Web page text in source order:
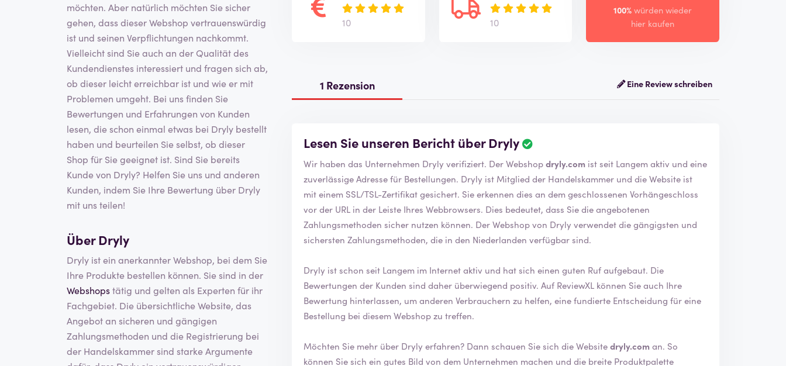
möchten. Aber natürlich möchten Sie sicher
gehen, dass dieser Webshop vertrauenswürdig
ist und seinen Verpflichtungen nachkommt.
Vielleicht sind Sie auch an der Qualität des
Kundendienstes interessiert und fragen sich ab,
ob dieser leicht erreichbar ist und wie er mit
Problemen umgeht. Bei uns finden Sie
Bewertungen und Erfahrungen von Kunden
lesen, die schon einmal etwas bei Dryly bestellt
haben und beurteilen Sie selbst, ob dieser
Shop für Sie geeignet ist. Sind Sie bereits
Kunde von Dryly? Helfen Sie uns und anderen
Kunden, indem Sie Ihre Bewertung über Dryly
mit uns teilen!
Über Dryly
Dryly ist ein anerkannter Webshop, bei dem Sie
Ihre Produkte bestellen können. Sie sind in der
Webshopstätig und gelten als Experten für ihr
Fachgebiet. Die übersichtliche Website, das
Angebot an sicheren und gängigen
Zahlungsmethoden und die Registrierung bei
der Handelskammer sind starke Argumente
10 10
100% würden wieder
hier kaufen
1 Rezension Eine Review schreiben
Lesen Sie unseren Bericht über Dryly
Wir haben das Unternehmen Dryly verifiziert. Der Webshopdryly.com ist seit Langem aktiv und eine
zuverlässige Adresse für Bestellungen. Dryly ist Mitglied der Handelskammer und die Website ist
mit einem SSL/TSL-Zertifikat gesichert. Sie erkennen dies an dem geschlossenen Vorhängeschloss
vor der URL in der Leiste Ihres Webbrowsers. Dies bedeutet, dass Sie die angebotenen
Zahlungsmethoden sicher nutzen können. Der Webshop von Dryly verwendet die gängigsten und
sichersten Zahlungsmethoden, die in den Niederlanden verfügbar sind.
Dryly ist schon seit Langem im Internet aktiv und hat sich einen guten Ruf aufgebaut. Die
Bewertungen der Kunden sind daher überwiegend positiv. Auf ReviewXL können Sie auch Ihre
Bewertung hinterlassen, um anderen Verbrauchern zu helfen, eine fundierte Entscheidung für eine
Bestellung bei diesem Webshop zu treffen.
Möchten Sie mehr über Dryly erfahren? Dann schauen Sie sich die Websitedryly.coman. So
können Sie sich ein gutes Bild von dem Unternehmen machen und die breite Produktpalette